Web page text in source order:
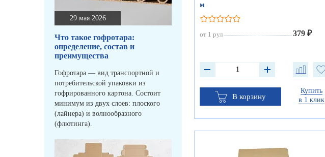
29 мая 2026
Что такое гофротара:
определение, состав и
преимущества
Гофротара — вид транспортной и
потребительской упаковки из
гофрированного картона. Состоит
минимум из двух слоев: плоского
(лайнера) и волнообразного
(флютинга).
м
от 1 рул 379 ₽
В корзину
Купить
в 1 клик